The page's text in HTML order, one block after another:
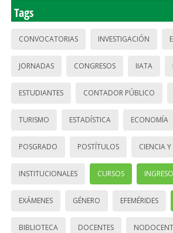
Tags
CONVOCATORIAS INVESTIGACIÓN
JORNADAS CONGRESOS IIATA
ESTUDIANTES CONTADOR PÚBLICO
TURISMO ESTADÍSTICA ECONOMÍA
POSGRADO POSTÍTULOS CIENCIA
INSTITUCIONALES CURSOS INGRESO
EXÁMENES GÉNERO EFEMÉRIDES
BIBLIOTECA DOCENTES